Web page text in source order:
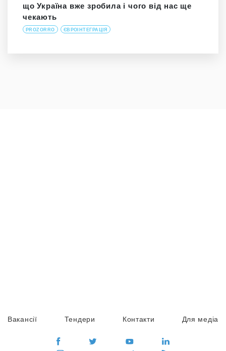
що Україна вже зробила і чого від нас ще
чекають
PROZORRO ЄВРОІНТЕГРАЦІЯ
Вакансії Тендери Контакти Для медіа